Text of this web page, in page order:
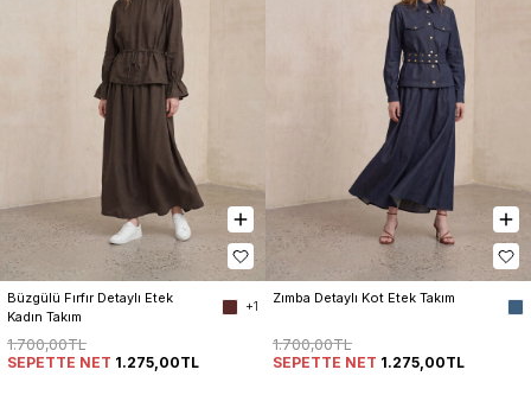
Büzgülü Fırfır Detaylı Etek
Kadın Takım
+1
1.700,00TL
SEPETTE NET 1.275,00TL
Zımba Detaylı Kot Etek Takım
1.700,00TL
SEPETTE NET 1.275,00TL